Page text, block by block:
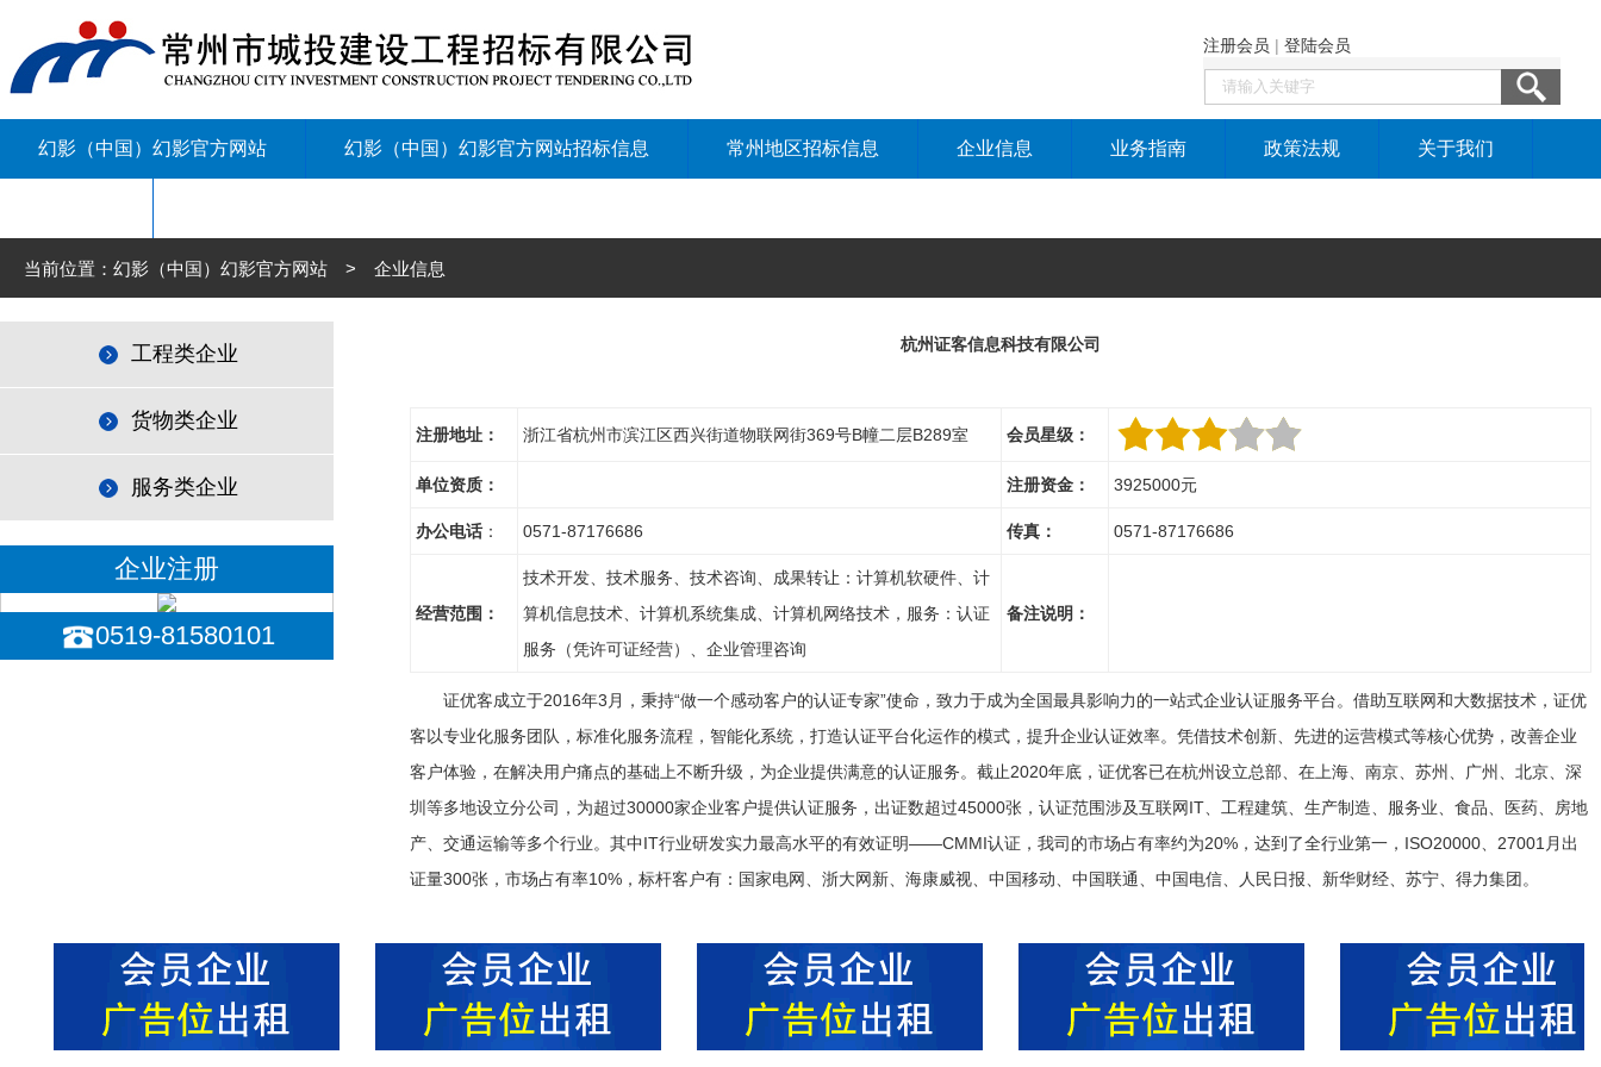
注册会员 | 登陆会员
幻影（中国）幻影官方网站 幻影（中国）幻影官方网站招标信息 常州地区招标信息 企业信息 业务指南 政策法规 关于我们
当前位置：幻影（中国）幻影官方网站 > 企业信息
工程类企业
货物类企业
服务类企业
企业注册
0519-81580101
杭州证客信息科技有限公司
注册地址： 浙江省杭州市滨江区西兴街道物联网街369号B幢二层B289室 会员星级：
单位资质： 注册资金： 3925000元
办公电话 ： 0571-87176686 传真： 0571-87176686
经营范围：
技术开发、技术服务、技术咨询、成果转让：计算机软硬件、计
算机信息技术、计算机系统集成、计算机网络技术，服务：认证
服务（凭许可证经营）、企业管理咨询
备注说明：
证优客成立于2016年3月，秉持“做一个感动客户的认证专家”使命，致力于成为全国最具影响力的一站式企业认证服务平台。借助互联网和大数据技术，证优
客以专业化服务团队，标准化服务流程，智能化系统，打造认证平台化运作的模式，提升企业认证效率。凭借技术创新、先进的运营模式等核心优势，改善企业
客户体验，在解决用户痛点的基础上不断升级，为企业提供满意的认证服务。截止2020年底，证优客已在杭州设立总部、在上海、南京、苏州、广州、北京、深
圳等多地设立分公司，为超过30000家企业客户提供认证服务，出证数超过45000张，认证范围涉及互联网IT、工程建筑、生产制造、服务业、食品、医药、房地
产、交通运输等多个行业。其中IT行业研发实力最高水平的有效证明——CMMI认证，我司的市场占有率约为20%，达到了全行业第一，ISO20000、27001月出
证量300张，市场占有率10%，标杆客户有：国家电网、浙大网新、海康威视、中国移动、中国联通、中国电信、人民日报、新华财经、苏宁、得力集团。